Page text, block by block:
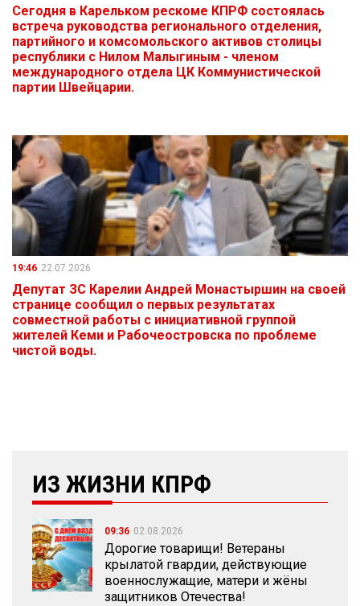
ИЗ ЖИЗНИ КПРФ
09:36 02.08.2026
Дорогие товарищи! Ветераны
крылатой гвардии, действующие
военнослужащие, матери и жёны
защитников Отечества!
Сегодня в Карельком рескоме КПРФ состоялась
встреча руководства регионального отделения,
партийного и комсомольского активов столицы
республики с Нилом Малыгиным - членом
международного отдела ЦК Коммунистической
партии Швейцарии.
19:46 22.07.2026
Депутат ЗС Карелии Андрей Монастыршин на своей
странице сообщил о первых результатах
совместной работы с инициативной группой
жителей Кеми и Рабочеостровска по проблеме
чистой воды.